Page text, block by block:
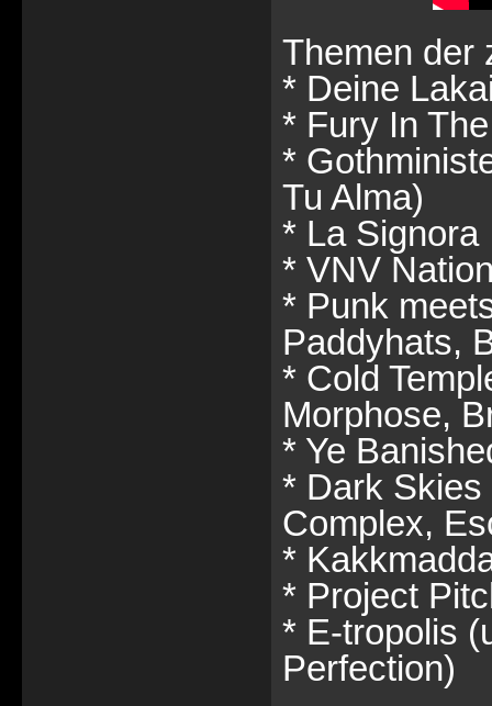
Themen der
* Deine
* Fury In
*
Tu Alma)
* La Signora
* VNV
* Punk
Paddyhats,
* Cold
Morphose,
* Ye
* Dark Skies
Complex,
*
* Project
* E-tropolis
Perfection)